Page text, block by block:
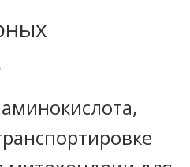
аминокислота,